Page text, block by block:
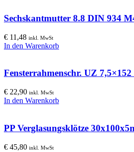
Sechskantmutter 8.8 DIN 934
€ 11,48 inkl. MwSt
In den Warenkorb
Fensterrahmenschr. UZ
€ 22,90 inkl. MwSt
In den Warenkorb
PP Verglasungsklötze
€ 45,80 inkl. MwSt